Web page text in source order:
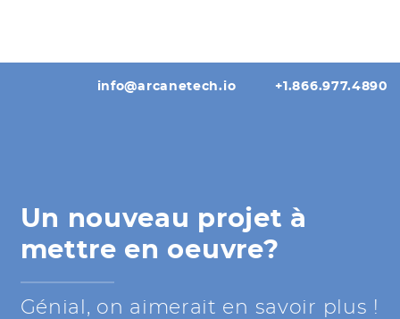
info@arcanetech.io +1.866.977.4890
Un nouveau projet à
mettre en oeuvre?
Génial, on aimerait en savoir plus !